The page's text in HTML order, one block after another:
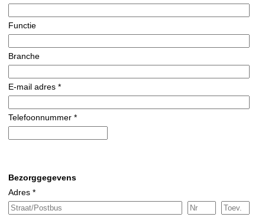
Functie
Branche
E-mail adres *
Telefoonnummer *
Bezorggegevens
Adres *